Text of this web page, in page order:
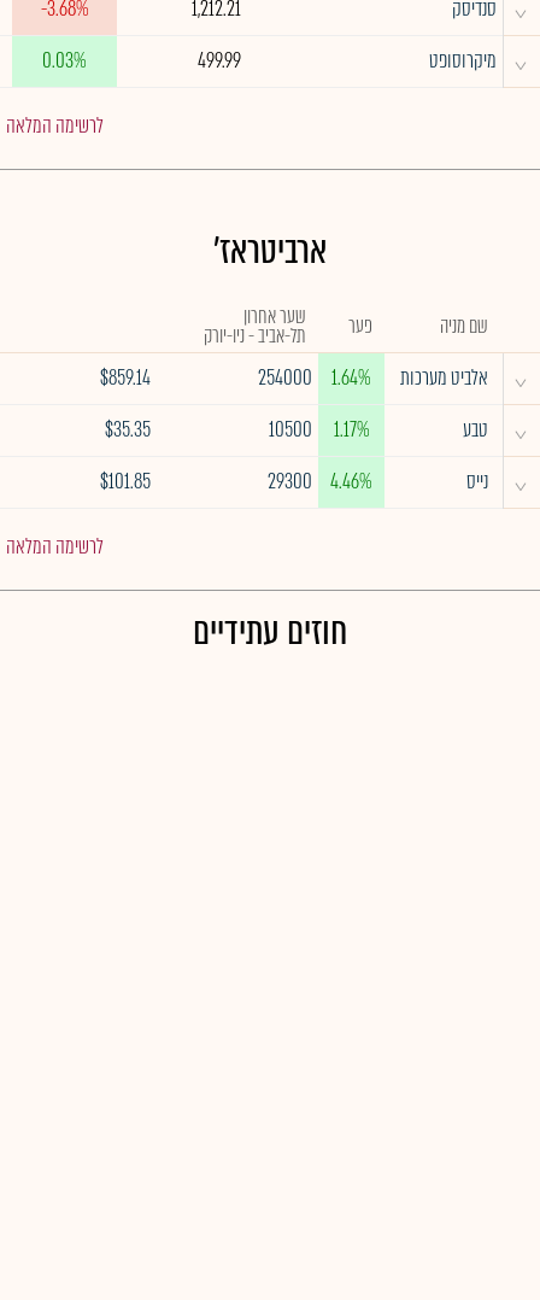
^ סנדיסק 1,212.21
-3.68%
^ מיקרוסופט 499.99
0.03%
לרשימה המלאה
ארביטראז'
שם מניה פער שער אחרון
תל-אביב - ניו-יורק
^ אלביט מערכות 1.64%
254000
$859.14
^ טבע 1.17%
10500
$35.35
^ נייס 4.46%
29300
$101.85
לרשימה המלאה
חוזים עתידיים